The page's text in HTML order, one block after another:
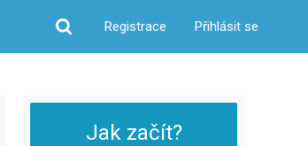
Hledat
Registrace Přihlásit se
Jak začít?